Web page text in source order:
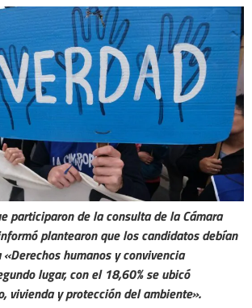
participaron de la consulta de la Cámara
plantearon que los candidatos debían
humanos y convivencia
lugar, con el 18,60% se ubicó
vivienda y protección del ambiente».